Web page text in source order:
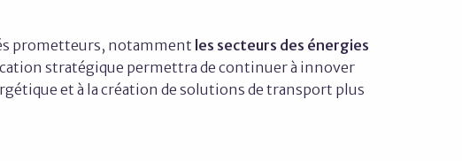
prometteurs, notamment les secteurs des énergies
stratégique permettra de continuer à innover
et à la création de solutions de transport plus